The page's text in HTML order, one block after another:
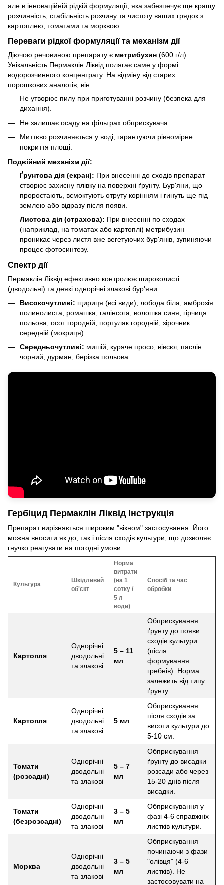
але в інноваційній рідкій формуляції, яка забезпечує ще кращу
розчинність, стабільність розчину та чистоту ваших грядок з
картоплею, томатами та морквою.
Переваги рідкої формуляції та механізм дії
Діючою речовиною препарату є метрибузин (600 г/л).
Унікальність Пермаклін Ліквід полягає саме у формі
водорозчинного концентрату. На відміну від старих
порошкових аналогів, він:
Не утворює пилу при приготуванні розчину (безпека для
дихання).
Не залишає осаду на фільтрах обприскувача.
Миттєво розчиняється у воді, гарантуючи рівномірне
покриття площі.
Подвійний механізм дії:
Ґрунтова дія (екран): При внесенні до сходів препарат
створює захисну плівку на поверхні ґрунту. Бур'яни, що
проростають, всмоктують отруту корінням і гинуть ще під
землею або відразу після появи.
Листова дія (страхова): При внесенні по сходах
(наприклад, на томатах або картоплі) метрибузин
проникає через листя вже вегетуючих бур'янів, зупиняючи
процес фотосинтезу.
Спектр дії
Пермаклін Ліквід ефективно контролює широколисті
(дводольні) та деякі однорічні злакові бур'яни:
Високочутливі: щириця (всі види), лобода біла, амброзія
полинолиста, ромашка, галінсога, волошка синя, гірчиця
польова, осот городній, портулак городній, зірочник
середній (мокриця).
Середньочутливі: мишій, куряче просо, вівсюг, паслін
чорний, дурман, берізка польова.
Гербіцид Пермаклін Ліквід Інструкція
Препарат вирізняється широким "вікном" застосування. Його
можна вносити як до, так і після сходів культури, що дозволяє
гнучко реагувати на погодні умови.
Культура
Шкідливий
об'єкт
Норма
витрати
(на 1
сотку /
5 л
води)
Спосіб та час
обробки
Картопля
Однорічні
дводольні
та злакові
5 – 11
мл
Обприскування
ґрунту до появи
сходів культури
(після
формування
гребнів). Норма
залежить від типу
ґрунту.
Картопля
Однорічні
дводольні
та злакові
5 мл
Обприскування
після сходів за
висоти культури до
5-10 см.
Томати
(розсадні)
Однорічні
дводольні
та злакові
5 – 7
мл
Обприскування
ґрунту до висадки
розсади або через
15-20 днів після
висадки.
Томати
(безрозсадні)
Однорічні
дводольні
та злакові
3 – 5
мл
Обприскування у
фазі 4-6 справжніх
листків культури.
Морква
Однорічні
дводольні
та злакові
3 – 5
мл
Обприскування
починаючи з фази
"олівця" (4-6
листків). Не
застосовувати на